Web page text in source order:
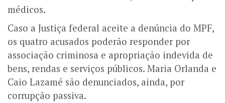
médicos.
Caso a Justiça federal aceite a denúncia do MPF,
os quatro acusados poderão responder por
associação criminosa e apropriação indevida de
bens, rendas e serviços públicos. Maria Orlanda e
Caio Lazamé são denunciados, ainda, por
corrupção passiva.